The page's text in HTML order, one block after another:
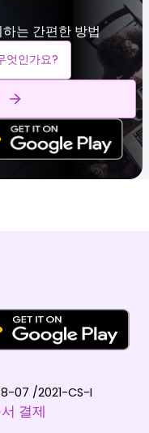
는 간편한 방법
엇인가요?
07 /2021-CS-I
결제